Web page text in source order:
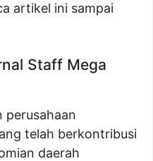
artikel ini sampai
Staff Mega
perusahaan
telah berkontribusi
daerah